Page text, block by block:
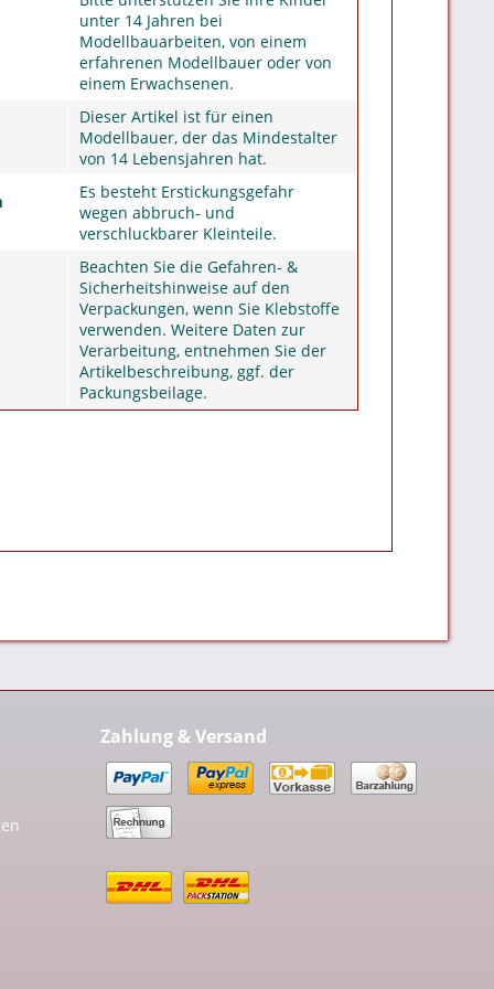
unter 14 Jahren bei
Modellbauarbeiten, von einem
erfahrenen Modellbauer oder von
einem Erwachsenen.
Dieser Artikel ist für einen
Modellbauer, der das Mindestalter
von 14 Lebensjahren hat.
Es besteht Erstickungsgefahr
wegen abbruch- und
verschluckbarer Kleinteile.
Beachten Sie die Gefahren- &
Sicherheitshinweise auf den
Verpackungen, wenn Sie Klebstoffe
verwenden. Weitere Daten zur
Verarbeitung, entnehmen Sie der
Artikelbeschreibung, ggf. der
Packungsbeilage.
Zahlung & Versand